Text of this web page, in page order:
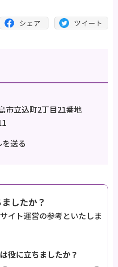
立込町2丁目21番地
送る
したか？
イト運営の参考といたしま
役に立ちましたか？